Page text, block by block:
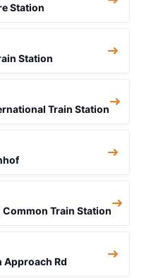
Station
Station
Train Station
Train Station
Approach Rd